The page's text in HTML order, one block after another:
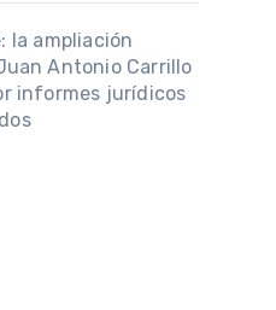
la ampliación
Antonio Carrillo
informes jurídicos